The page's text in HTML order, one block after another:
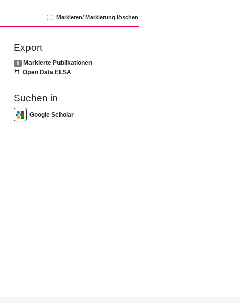
Markieren/ Markierung löschen
Export
0
Markierte Publikationen
Open Data ELSA
Suchen in
Google Scholar